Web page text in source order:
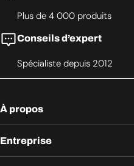
Plus de 4 000 produits
Conseils d’expert
Spécialiste depuis 2012
À propos
Entreprise